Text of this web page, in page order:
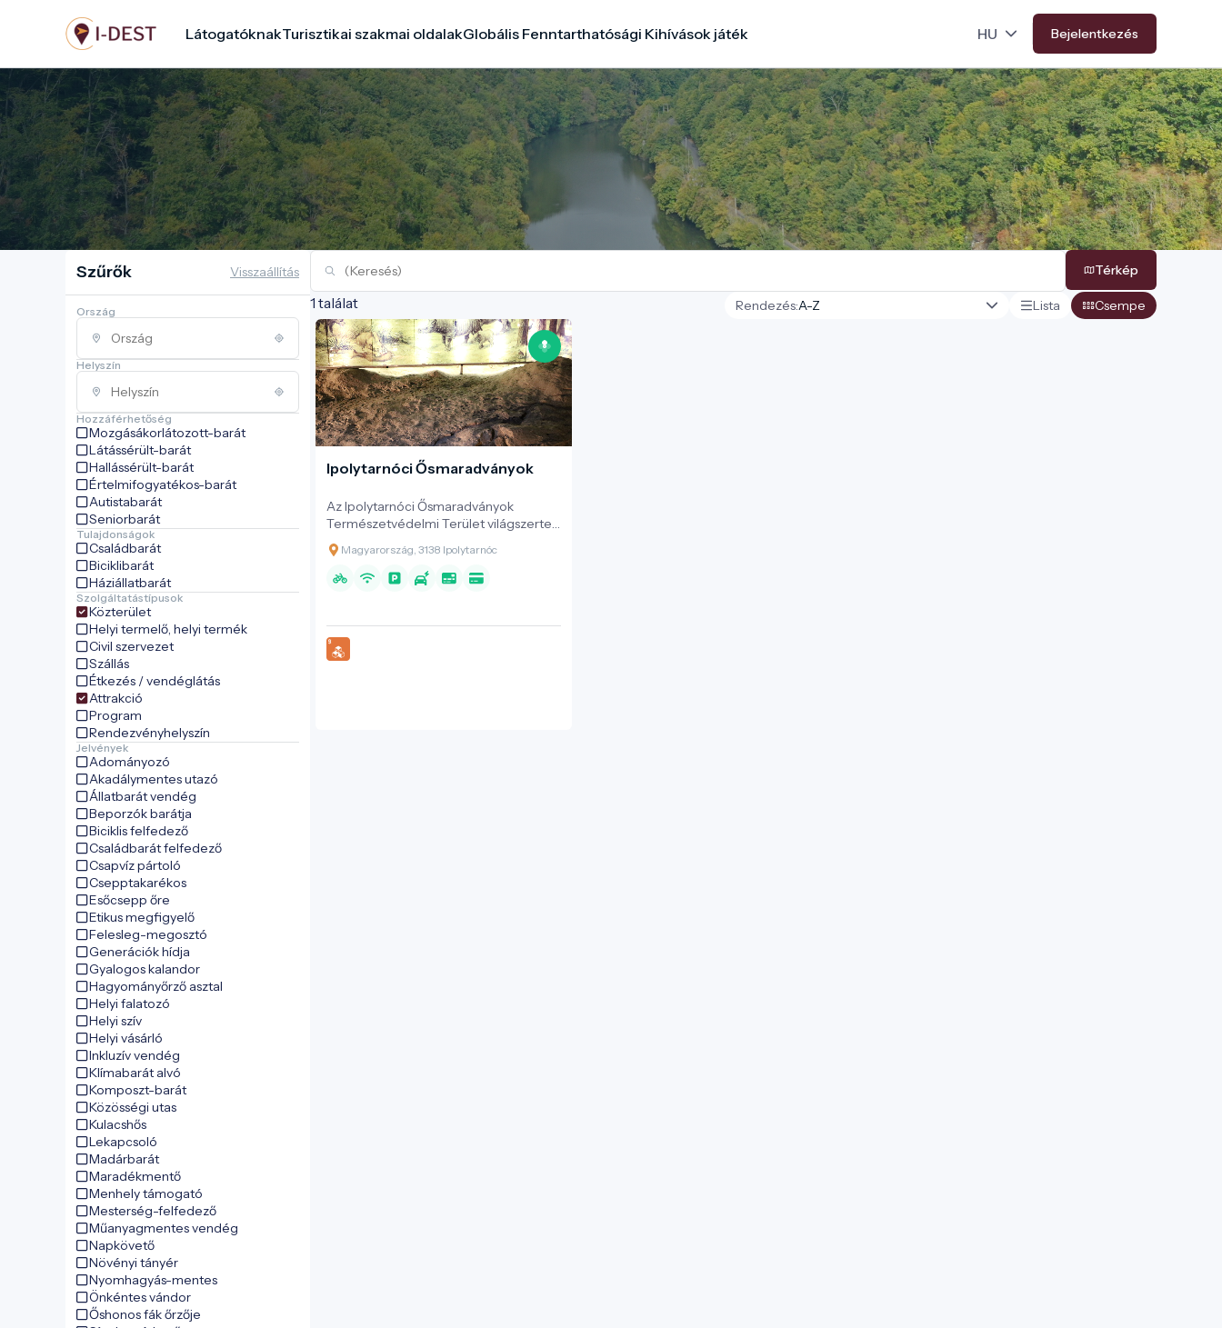
tartalomra
LátogatóknakTurisztikai szakmai oldalakGlobális Fenntarthatósági Kihívások játék Bejelentkezés
Szűrők Visszaállítás
Ország
Helyszín
Hozzáférhetőség
Mozgásákorlátozott-barát
Látássérült-barát
Hallássérült-barát
Értelmifogyatékos-barát
Autistabarát
Seniorbarát
Tulajdonságok
Családbarát
Biciklibarát
Háziállatbarát
Szolgáltatástípusok
Közterület
Helyi termelő, helyi termék
Civil szervezet
Szállás
Étkezés / vendéglátás
Attrakció
Program
Rendezvényhelyszín
Jelvények
Adományozó
Akadálymentes utazó
Állatbarát vendég
Beporzók barátja
Biciklis felfedező
Családbarát felfedező
Csapvíz pártoló
Csepptakarékos
Esőcsepp őre
Etikus megfigyelő
Felesleg-megosztó
Generációk hídja
Gyalogos kalandor
Hagyományőrző asztal
Helyi falatozó
Helyi szív
Helyi vásárló
Inkluzív vendég
Klímabarát alvó
Komposzt-barát
Közösségi utas
Kulacshős
Lekapcsoló
Madárbarát
Maradékmentő
Menhely támogató
Mesterség-felfedező
Műanyagmentes vendég
Napkövető
Növényi tányér
Nyomhagyás-mentes
Önkéntes vándor
Őshonos fák őrzője
Térkép
1 találat Rendezés: Lista Csempe
Ipolytarnóci Ősmaradványok
Az Ipolytarnóci Ősmaradványok
Természetvédelmi Terület világszerte
ismert őslénytani lelőhelyként számon
tartott. Ez az Európa-diplomás
bemutatóhely egy 17 millió évvel
gyakran az „ősvilági Pompeii”-ként
emlegetnek.
Magyarország, 3138 Ipolytarnóc